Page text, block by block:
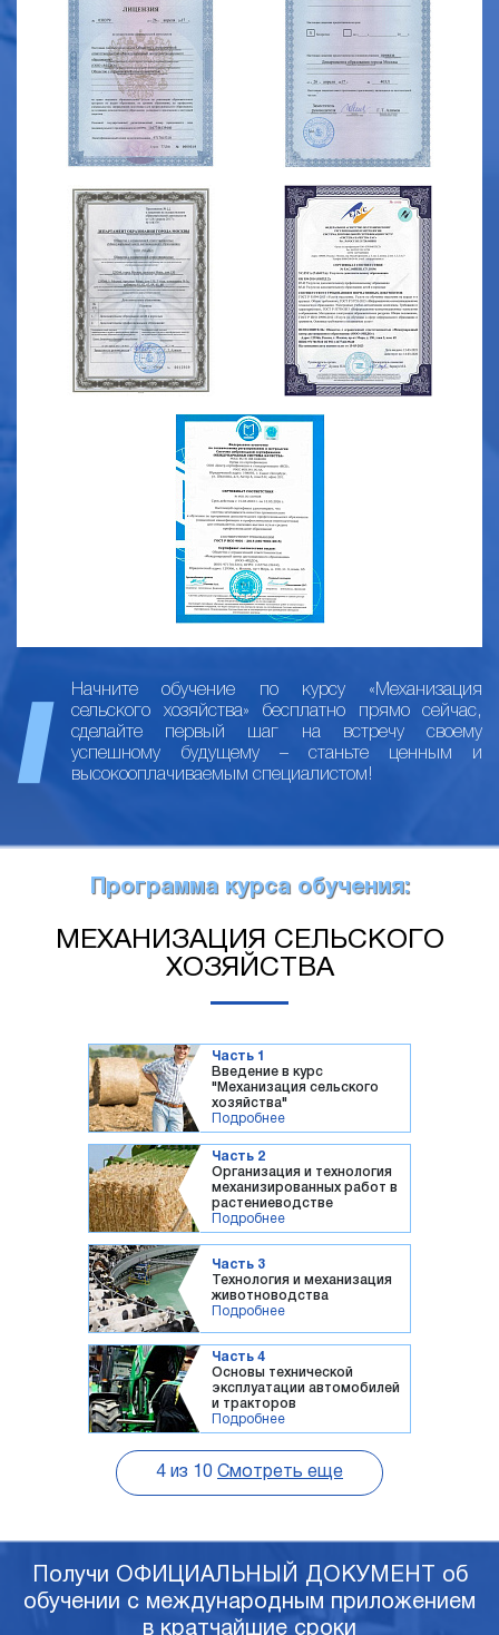
Начните обучение по курсу «Механизация
сельского хозяйства» бесплатно прямо сейчас,
сделайте первый шаг на встречу своему
успешному будущему – станьте ценным и
высокооплачиваемым специалистом!
Программа курса обучения:
МЕХАНИЗАЦИЯ СЕЛЬСКОГО
ХОЗЯЙСТВА
Часть 1
Введение в курс
"Механизация сельского
хозяйства"
Подробнее
Часть 2
Организация и технология
механизированных работ в
растениеводстве
Подробнее
Часть 3
Технология и механизация
животноводства
Подробнее
Часть 4
Основы технической
эксплуатации автомобилей
и тракторов
Подробнее
4 из 10 Смотреть еще
Получи ОФИЦИАЛЬНЫЙ ДОКУМЕНТ об
обучении с международным приложением
в кратчайшие сроки